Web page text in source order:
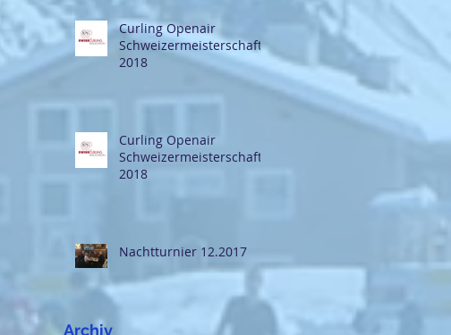
Curling Openair
Schweizermeisterschaft
2018
Curling Openair
Schweizermeisterschaft
2018
Nachtturnier 12.2017
Archiv